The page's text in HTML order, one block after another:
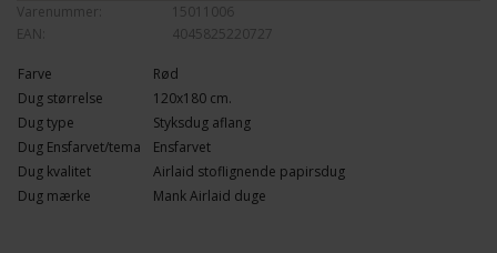
15011006
Varenummer:
4045825220727
EAN:
Farve
Rød
Dug størrelse
120x180 cm.
Dug type
Styksdug aflang
Dug Ensfarvet/tema
Ensfarvet
Dug kvalitet
Airlaid stoflignende papirsdug
Dug mærke
Mank Airlaid duge